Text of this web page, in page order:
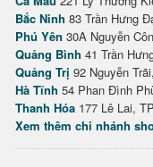
Bắc Ninh 83 Trần Hưng
Phú Yên 30A Nguyễn
Quảng Bình 41 Trần
Quảng Trị 92 Nguyễn
Hà Tĩnh 54 Phan Đình
Thanh Hóa 177 Lê Lai,
Xem thêm chi nhánh